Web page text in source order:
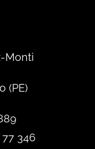
Monti
(PE)
346